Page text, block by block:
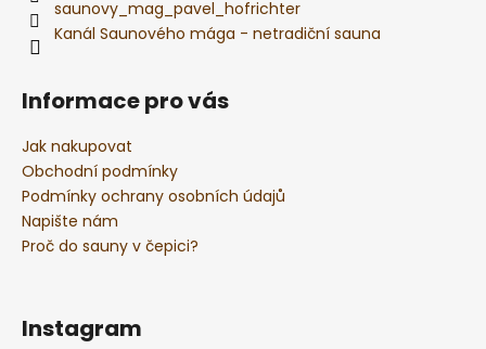
s
u
saunovy_mag_pavel_hofrichter
Kanál Saunového mága - netradiční sauna
Informace pro vás
Jak nakupovat
Obchodní podmínky
Podmínky ochrany osobních údajů
Napište nám
Proč do sauny v čepici?
Instagram